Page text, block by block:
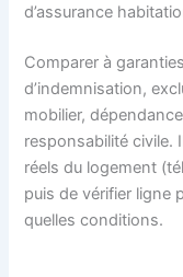
d’assurance
Comparer à
d’indemnisation,
mobilier,
responsabilité civile.
réels du logement
puis de vérifier ligne
quelles conditions.